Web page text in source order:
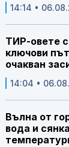
14:14 •
ТИР-овете
ключови
очакван
14:04 •
Вълна от
вода и